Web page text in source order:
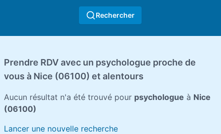
Rechercher
Prendre RDV avec un psychologue proche de
vous à Nice (06100) et alentours
Aucun résultat n'a été trouvé pour psychologue à Nice
(06100)
Lancer une nouvelle recherche